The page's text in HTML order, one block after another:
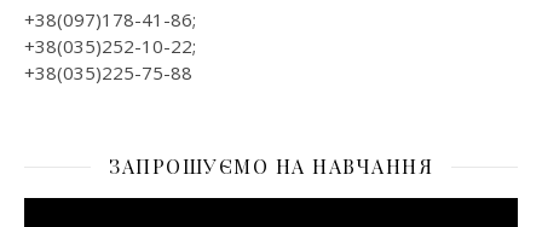
+38(097)178-41-86;
+38(035)252-10-22;
+38(035)225-75-88
ЗАПРОШУЄМО НА НАВЧАННЯ
Відеопрогравач